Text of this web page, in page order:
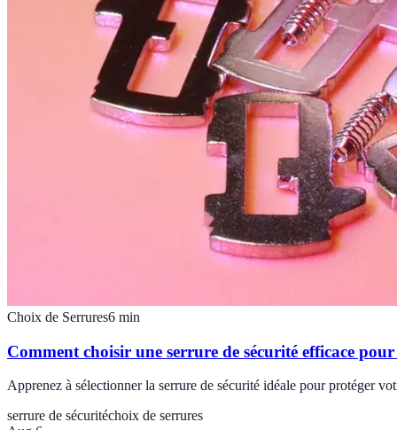
Choix de Serrures6 min
Comment choisir une serrure de sécurité efficace
Apprenez à sélectionner la serrure de sécurité idéale pour protéger
serrure de sécuritéchoix de serrures